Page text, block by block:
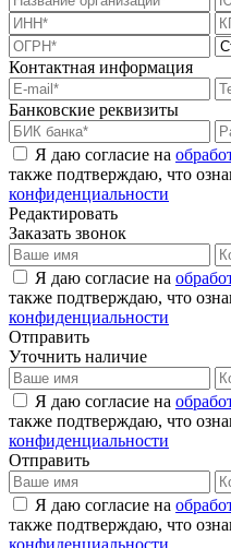
Контактная информация
Банковские реквизиты
Я даю согласие на
также подтверждаю, что
конфиденциальности
Редактировать
Заказать звонок
Я даю согласие на
также подтверждаю, что
конфиденциальности
Отправить
Уточнить наличие
Я даю согласие на
также подтверждаю, что
конфиденциальности
Отправить
Я даю согласие на
также подтверждаю, что
конфиденциальности